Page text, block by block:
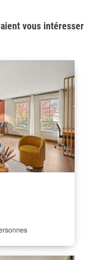
vous intéresser